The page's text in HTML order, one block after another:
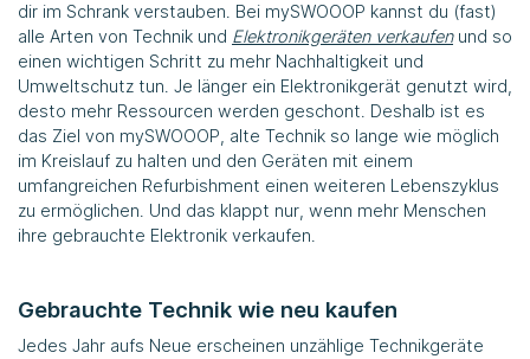
dir im Schrank verstauben. Bei mySWOOOP kannst du (fast)
alle Arten von Technik und Elektronikgeräten verkaufenund so
einen wichtigen Schritt zu mehr Nachhaltigkeit und
Umweltschutz tun. Je länger ein Elektronikgerät genutzt wird,
desto mehr Ressourcen werden geschont. Deshalb ist es
das Ziel von mySWOOOP , alte Technik so lange wie möglich
im Kreislauf zu halten und den Geräten mit einem
umfangreichen Refurbishment einen weiteren Lebenszyklus
zu ermöglichen. Und das klappt nur, wenn mehr Menschen
ihre gebrauchte Elektronik verkaufen.
Gebrauchte Technik wie neu kaufen
Jedes Jahr aufs Neue erscheinen unzählige Technikgeräte